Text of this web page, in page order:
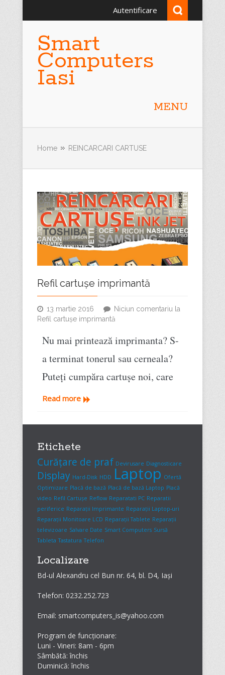
Autentificare
Smart
Computers
Iasi
MENU
Home REINCARCARI CARTUSE
Refil cartușe imprimantă
13 martie 2016 Niciun comentariula
Refil cartușe imprimantă
Nu mai printează imprimanta? S-
a terminat tonerul sau cerneala?
Puteți cumpăra cartușe noi, care
Read more
Etichete
Curățare de praf Devirusare Diagnosticare
Display Hard-Disk HDD Laptop Ofertă
Optimizare Placă de bază Placă de bază Laptop Placă
video Refil Cartușe Reflow Reparatati PC Reparatii
periferice Reparații Imprimante Reparații Laptop-uri
Reparații Monitoare LCD Reparații Tablete Reparații
televizoare Salvare Date Smart Computers Sursă
Tableta Tastatura Telefon
Localizare
Bd-ul Alexandru cel Bun nr. 64, bl. D4, Iași
Telefon: 0232.252.723
Email: smartcomputers_is@yahoo.com
Program de funcționare:
Luni - Vineri: 8am - 6pm
Sâmbătă: închis
Duminică: închis